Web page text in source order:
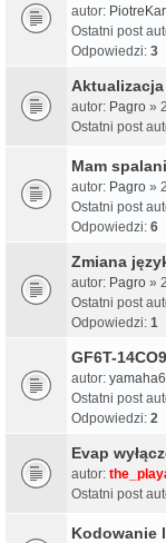
autor:
Ostatni post
Odpowiedzi: 3
autor: Pagro »
Ostatni post
Mam
autor: Pagro »
Ostatni post
Odpowiedzi: 6
Zmiana
autor: Pagro »
Ostatni post
Odpowiedzi: 1
GF6T-
autor:
Ostatni post
Odpowiedzi: 2
Evap
autor:
Ostatni post
Kodowanie